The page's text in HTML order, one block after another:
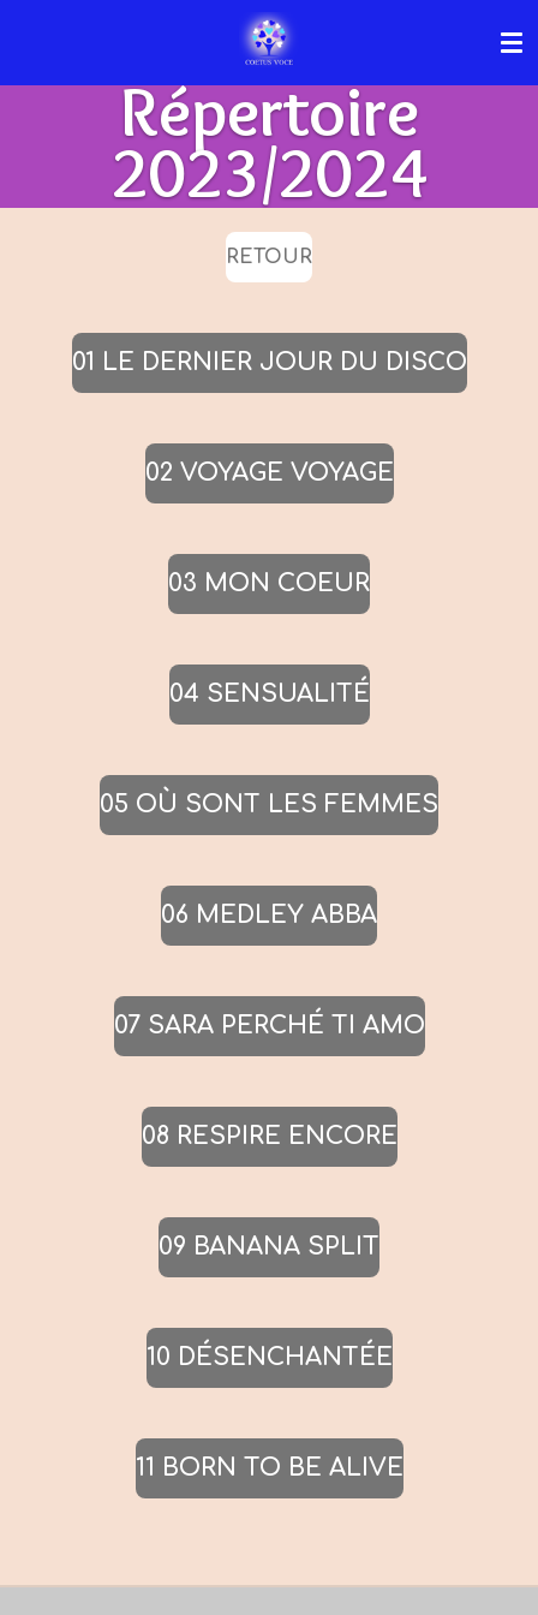
contenu
Répertoire
2023/2024
RETOUR
01 LE DERNIER JOUR DU DISCO
02 VOYAGE VOYAGE
03 MON COEUR
04 SENSUALITÉ
05 OÙ SONT LES FEMMES
06 MEDLEY ABBA
07 SARA PERCHÉ TI AMO
08 RESPIRE ENCORE
09 BANANA SPLIT
10 DÉSENCHANTÉE
11 BORN TO BE ALIVE